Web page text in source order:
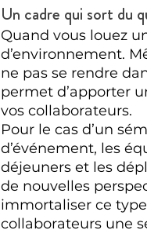
Un cadre qui sort du
Quand vous louez
d’environnement.
ne pas se rendre
permet d’apporter
vos collaborateurs.
Pour le cas d’un
d’événement, les
déjeuners et les
de nouvelles
immortaliser ce
collaborateurs une